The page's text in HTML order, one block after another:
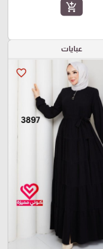
add_shopping_cart
عبايات
favorite_border